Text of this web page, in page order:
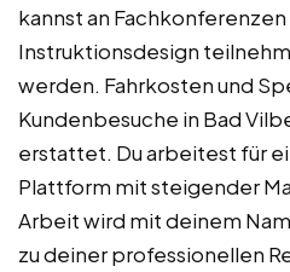
kannst an
Instruktionsdesign
werden. Fahrkosten und
Kundenbesuche in Bad
erstattet. Du arbeitest für
Plattform mit steigender
Arbeit wird mit deinem
zu deiner professionellen